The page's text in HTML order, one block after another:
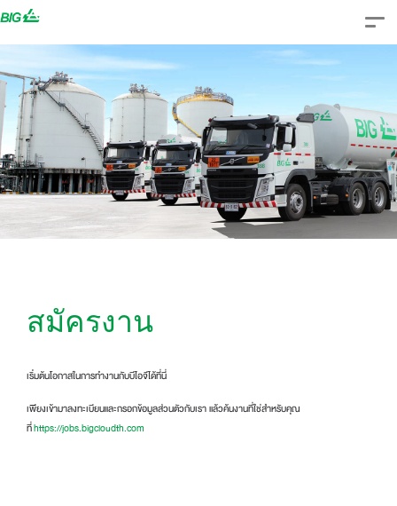
Skip
content
สมัครงาน
เริ่มต้นโอกาสในการทํางานกับบีไอจีได้ที่นี่
เพียงเข้ามาลงทะเบียนและกรอกข้อมูลส่วนตัวกับเรา แล้วค้นงานที่ใช่สำหรับคุณ
ที่https://jobs.bigcloudth.com